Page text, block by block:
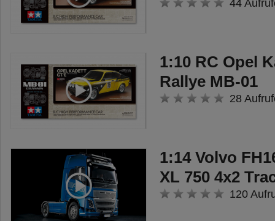
Spindelantrieb Einheit
44
1:10 RC Opel
Rallye MB-01
28
1:14 Volvo
XL 750 4x2
120